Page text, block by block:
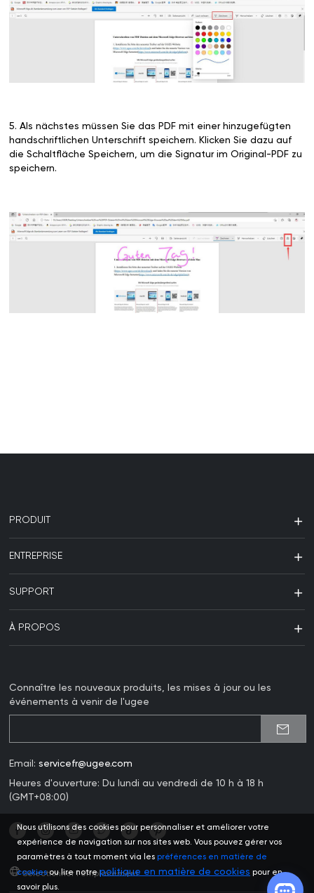
5. Als nächstes müssen Sie das PDF mit einer hinzugefügten
handschriftlichen Unterschrift speichern. Klicken Sie dazu auf
die Schaltfläche Speichern, um die Signatur im Original-PDF zu
speichern.
PRODUIT
ENTREPRISE
SUPPORT
À PROPOS
Connaître les nouveaux produits, les mises à jour ou les
événements à venir de l'ugee
Email:servicefr@ugee.com
Heures d'ouverture: Du lundi au vendredi de 10 h à 18 h
(GMT+08:00)
Sélectionner l'emplacement
Nous utilisons des cookies pour personnaliser et améliorer votre
expérience de navigation sur nos sites web. Vous pouvez gérer vos
paramètres à tout moment via les préférences en matière de
cookiesou lire notrepolitique en matière de cookies pour en
savoir plus.